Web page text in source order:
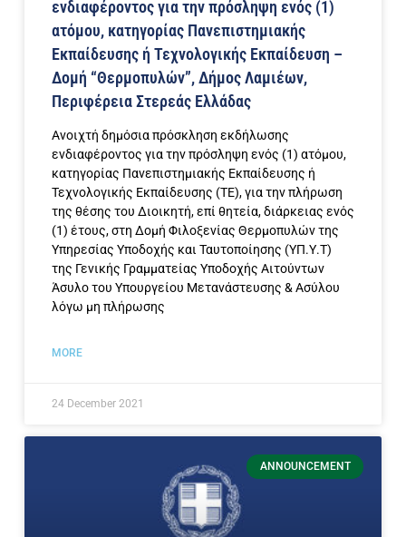
ενδιαφέροντος για την πρόσληψη ενός (1)
ατόμου, κατηγορίας Πανεπιστημιακής
Εκπαίδευσης ή Τεχνολογικής Εκπαίδευση –
Δομή “Θερμοπυλών”, Δήμος Λαμιέων,
Περιφέρεια Στερεάς Ελλάδας
Ανοιχτή δημόσια πρόσκληση εκδήλωσης
ενδιαφέροντος για την πρόσληψη ενός (1) ατόμου,
κατηγορίας Πανεπιστημιακής Εκπαίδευσης ή
Τεχνολογικής Εκπαίδευσης (ΤΕ), για την πλήρωση
της θέσης του Διοικητή, επί θητεία, διάρκειας ενός
(1) έτους, στη Δομή Φιλοξενίας Θερμοπυλών της
Υπηρεσίας Υποδοχής και Ταυτοποίησης (ΥΠ.Υ.Τ)
της Γενικής Γραμματείας Υποδοχής Αιτούντων
Άσυλο του Υπουργείου Μετανάστευσης & Ασύλου
λόγω μη πλήρωσης
MORE
24 December 2021
ANNOUNCEMENT